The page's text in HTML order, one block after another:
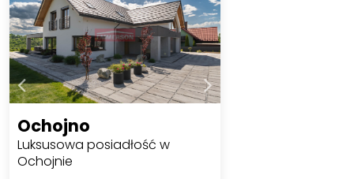
Ochojno
Luksusowa posiadłość w
Ochojnie